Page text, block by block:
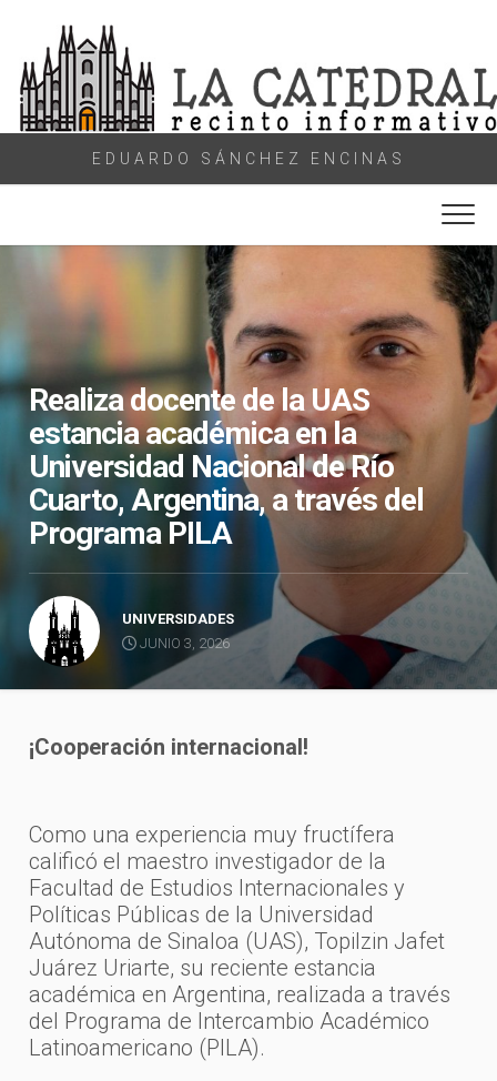
content
EDUARDO SÁNCHEZ ENCINAS
Realiza docente de la UAS
estancia académica en la
Universidad Nacional de Río
Cuarto, Argentina, a través del
Programa PILA
UNIVERSIDADES
JUNIO 3, 2026
¡Cooperación internacional!
Como una experiencia muy fructífera
calificó el maestro investigador de la
Facultad de Estudios Internacionales y
Políticas Públicas de la Universidad
Autónoma de Sinaloa (UAS), Topilzin Jafet
Juárez Uriarte, su reciente estancia
académica en Argentina, realizada a través
del Programa de Intercambio Académico
Latinoamericano (PILA).